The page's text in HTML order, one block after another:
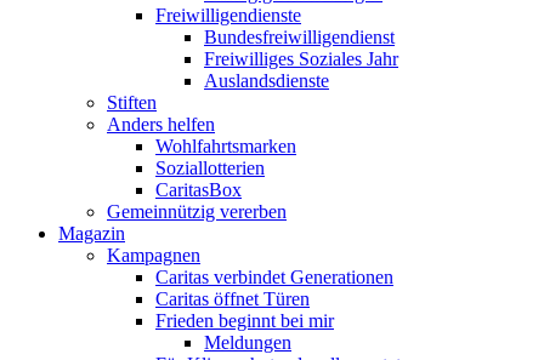
Freiwilligendienste
Bundesfreiwilligendienst
Freiwilliges Soziales Jahr
Auslandsdienste
Stiften
Anders helfen
Wohlfahrtsmarken
Soziallotterien
CaritasBox
Gemeinnützig vererben
Magazin
Kampagnen
Caritas verbindet Generationen
Caritas öffnet Türen
Frieden beginnt bei mir
Meldungen